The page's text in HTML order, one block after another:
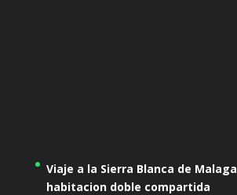
Viaje a la Sierra Blanca de Malaga
habitacion doble compartida